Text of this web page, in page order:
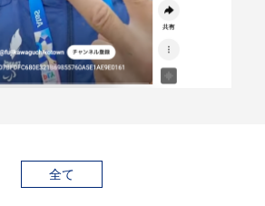
全て